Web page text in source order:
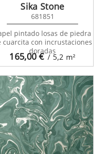
165,00€ / 5,2 m²
Sika Stone
681851
pintado losas de piedra
cuarcita con incrustaciones
doradas